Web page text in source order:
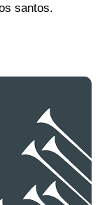
santos.